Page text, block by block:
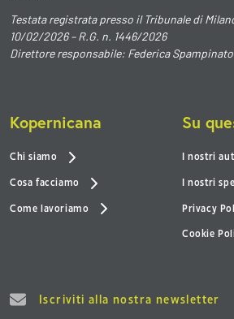
Testata registrata presso il Tribunale di
10/02/2026 – R.G. n. 1446/2026
Direttore responsabile: Federica Spampinato
Kopernicana
Chi siamo
Cosa facciamo
Come lavoriamo
Su
I nostri
I nostri
Privacy
Cookie
Iscriviti alla nostra newsletter